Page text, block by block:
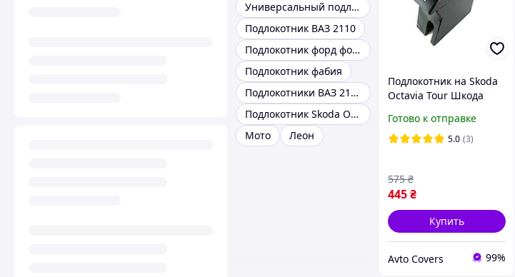
Универсальный подлокотник
Подлокотник ВАЗ 2110
Подлокотник форд фокус 2
Подлокотник фабия
Подлокотники ВАЗ 2101-2107
Подлокотник Skoda Octavia A5
Мото
Леон
Подлокотник на Skoda
Octavia Tour Шкода
вышивкой черный
Готово к отправке
5.0 (3)
445₴
575 ₴
Купить
Avto Covers 99%